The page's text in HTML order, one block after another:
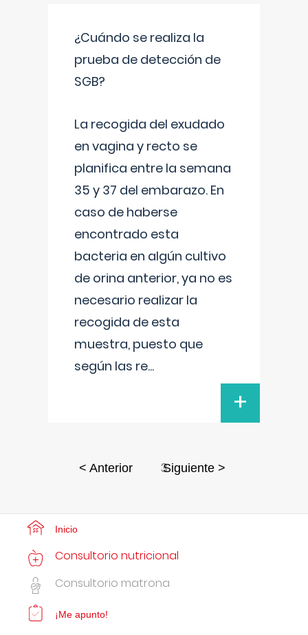
¿Cuándo se realiza la
prueba de detección de
SGB?
La recogida del exudado
en vagina y recto se
planifica entre la semana
35 y 37 del embarazo. En
caso de haberse
encontrado esta
bacteria en algún cultivo
de orina anterior, ya no es
necesario realizar la
recogida de esta
muestra, puesto que
según las re...
+
< Anterior 3Siguiente >
Inicio
Consultorio nutricional
Consultorio matrona
¡Me apunto!